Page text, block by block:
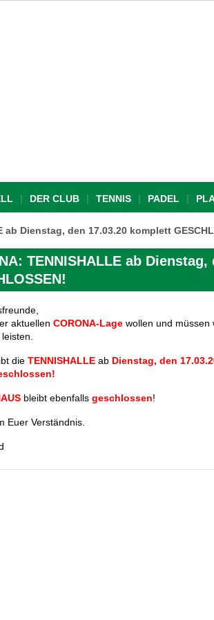
DER CLUB TENNIS PADEL
ab Dienstag, den 17.03.20 komplett
TENNISHALLE ab
aktuellen CORONA-Lage wollen und müssen
die TENNISHALLE ab Dienstag, den
bleibt ebenfalls geschlossen!
Euer Verständnis.